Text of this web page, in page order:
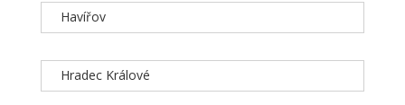
Havířov
Hradec Králové